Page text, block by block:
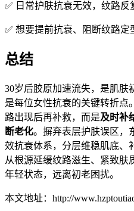
✅ 日常护肤抗衰无效，纹路反
✅ 想要提前抗衰、阻断纹路
总结
30岁后胶原加速流失，是肌肤
是每位女性抗衰的关键转折点
路出现后再补救，而是及时补
断老化。摒弃表层护肤误区，
效抗衰体系，分层维稳肌底、
从根源延缓纹路滋生、紧致肤
年轻状态，远离初老困扰。
本文地址：http://